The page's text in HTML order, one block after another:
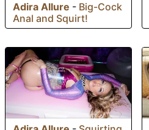
Adira Allure - Big-Cock
Anal and Squirt!